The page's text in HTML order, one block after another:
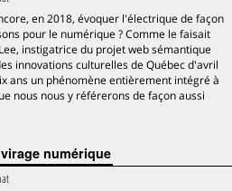
en 2018, évoquer l'électrique de façon
pour le numérique ? Comme le faisait
instigatrice du projet web sémantique
innovations culturelles de Québec d'avril
ans un phénomène entièrement intégré à
nous nous y référerons de façon aussi
numérique